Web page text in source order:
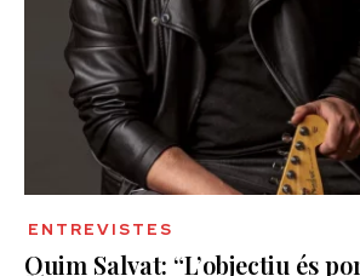
ENTREVISTES
Quim Salvat: “L’objectiu és